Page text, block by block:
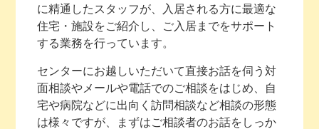
に精通したスタッフが、入居される方に最適な
住宅・施設をご紹介し、ご入居までをサポート
する業務を行っています。
センターにお越しいただいて直接お話を伺う対
面相談やメールや電話でのご相談をはじめ、自
宅や病院などに出向く訪問相談など相談の形態
は様々ですが、まずはご相談者のお話をしっか